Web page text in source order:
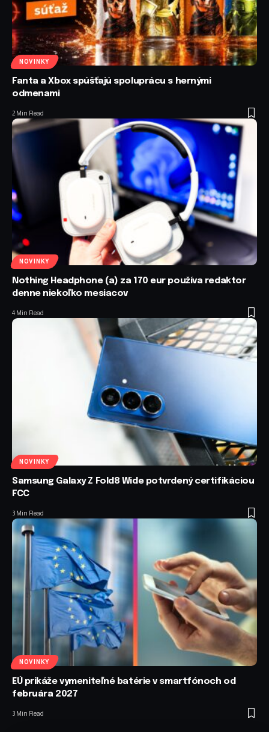
NOVINKY
Fanta a Xbox spúšťajú spoluprácu s hernými
odmenami
2 Min Read
NOVINKY
Nothing Headphone (a) za 170 eur používa redaktor
denne niekoľko mesiacov
4 Min Read
NOVINKY
Samsung Galaxy Z Fold8 Wide potvrdený certifikáciou
FCC
3 Min Read
NOVINKY
EÚ prikáže vymeniteľné batérie v smartfónoch od
februára 2027
3 Min Read